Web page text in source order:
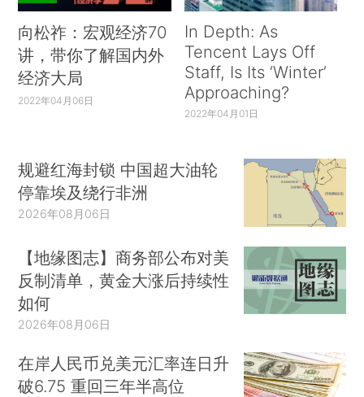
向松祚：宏观经济70
讲，带你了解国内外
经济大局
2022年04月06日
In Depth: As
Tencent Lays Off
Staff, Is Its ‘Winter’
Approaching?
2022年04月01日
规避红海封锁 中国超大油轮
停靠埃及绕行非洲
2026年08月06日
【地缘图志】商务部公布对美
反制清单，黄金大涨后持续性
如何
2026年08月06日
在岸人民币兑美元汇率连日升
破6.75 重回三年半高位